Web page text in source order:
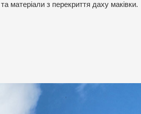
матеріали з перекриття даху маківки.